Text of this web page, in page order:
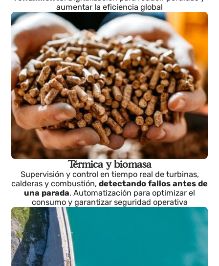
Renovables
Optimización de parques solares y eólicos mediante
monitorización remota y predicción de
rendimiento. Digitalización para reducir pérdidas y
aumentar la eficiencia global
Supervisión y control en tiempo real de turbinas,
calderas y combustión,
una parada. Automatización para optimizar el
consumo y garantizar seguridad operativa